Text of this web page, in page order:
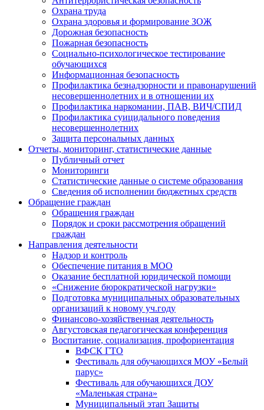
Охрана труда
Охрана здоровья и формирование ЗОЖ
Дорожная безопасность
Пожарная безопасность
Социально-психологическое тестирование
обучающихся
Информационная безопасность
Профилактика безнадзорности и правонарушений
несовершеннолетних и в отношении их
Профилактика наркомании, ПАВ, ВИЧ/СПИД
Профилактика суицидального поведения
несовершеннолетних
Защита персональных данных
Отчеты, мониторинг, статистические данные
Публичный отчет
Мониторинги
Статистические данные о системе образования
Сведения об исполнении бюджетных средств
Обращение граждан
Обращения граждан
Порядок и сроки рассмотрения обращений
граждан
Направления деятельности
Надзор и контроль
Обеспечение питания в МОО
Оказание бесплатной юридической помощи
«Снижение бюрократической нагрузки»
Подготовка муниципальных образовательных
организаций к новому уч.году
Финансово-хозяйственная деятельность
Августовская педагогическая конференция
Воспитание, социализация, профориентация
ВФСК ГТО
Фестиваль для обучающихся МОУ «Белый
парус»
Фестиваль для обучающихся ДОУ
«Маленькая страна»
Муниципальный этап Защиты